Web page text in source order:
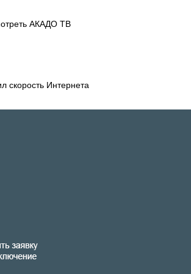
АКАДО ТВ
скорость Интернета